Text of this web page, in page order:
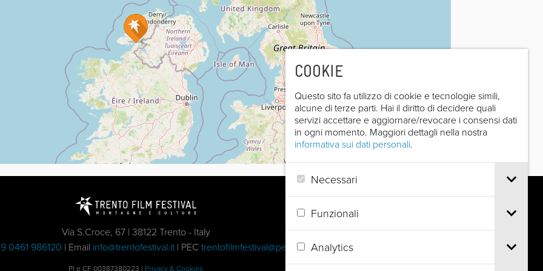
COOKIE
Questo sito fa utilizzo di cookie e tecnologie simili,
alcune di terze parti. Hai il diritto di decidere quali
servizi accettare e aggiornare/revocare i consensi dati
in ogni momento. Maggiori dettagli nella nostra
informativa sui dati personali.
Necessari
Funzionali
Analytics
Via S.Croce, 67 | 38122 Trento - Italy
0461 986120 | Email info@trentofestival.it| PEC trentofilmfestival@pec.it
PI e CF 00387380223 | Privacy & Cookies